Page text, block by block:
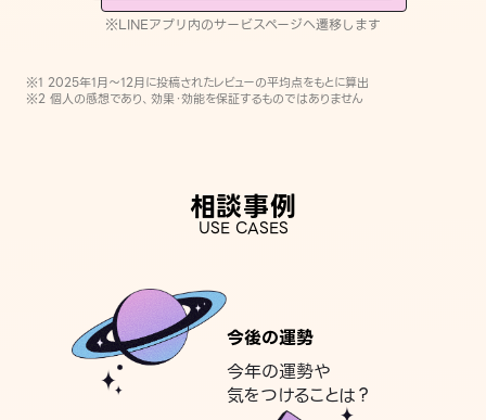
※LINEアプリ内のサービスページへ遷移します
※1 2025年1月〜12月に投稿されたレビューの平均点をもとに算出
※2 個人の感想であり、効果・効能を保証するものではありません
相談事例
USE CASES
今後の運勢
今年の運勢や
気をつけることは？